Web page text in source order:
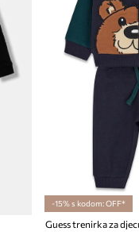
-15% s kodom: OFF*
Guess trenirka za